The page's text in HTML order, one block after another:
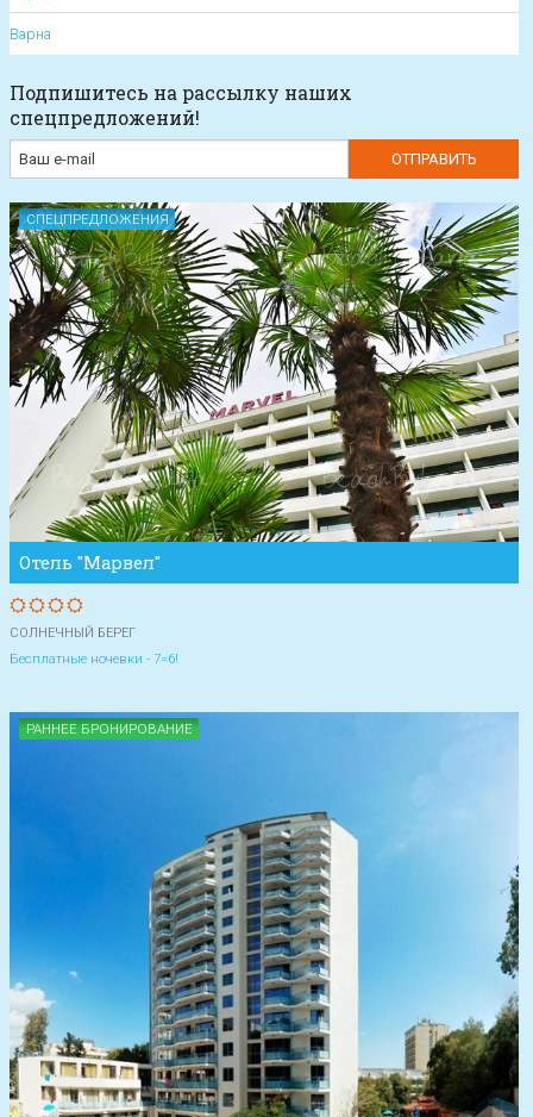
Варна
Подпишитесь на рассылку наших
спецпредложений!
СПЕЦПРЕДЛОЖЕНИЯ
Отель "Марвел"
СОЛНЕЧНЫЙ БЕРЕГ
Бесплатные ночевки - 7=6!
РАННЕЕ БРОНИРОВАНИЕ